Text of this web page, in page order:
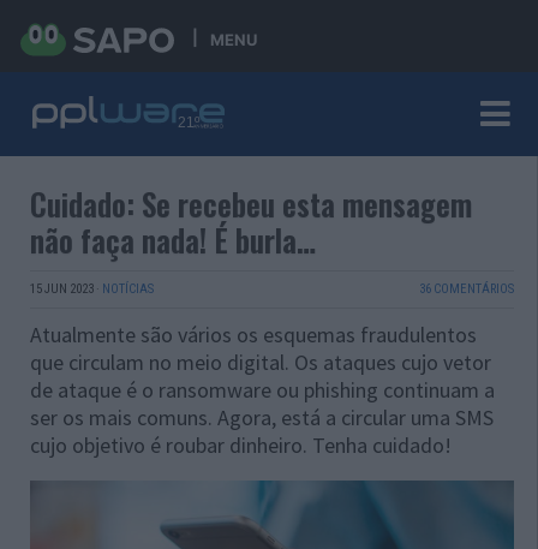
MENU
Cuidado: Se recebeu esta mensagem
não faça nada! É burla…
15 JUN 2023 · NOTÍCIAS 36 COMENTÁRIOS
Atualmente são vários os esquemas fraudulentos
que circulam no meio digital. Os ataques cujo vetor
de ataque é o ransomware ou phishing continuam a
ser os mais comuns. Agora, está a circular uma SMS
cujo objetivo é roubar dinheiro. Tenha cuidado!